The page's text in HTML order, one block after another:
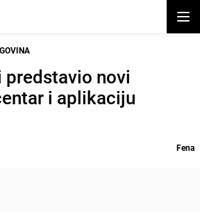
predstavio novi
i aplikaciju
Fena